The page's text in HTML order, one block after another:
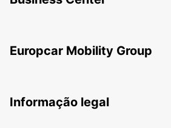
Europcar Mobility Group
Informação legal